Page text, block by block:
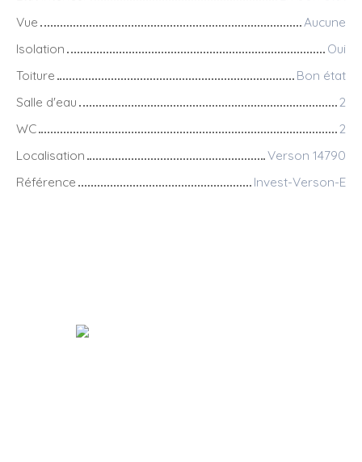
Vue
Aucune
Isolation
Oui
Toiture
Bon état
Salle d'eau
2
WC
2
Localisation
Verson 14790
Référence
Invest-Verson-E